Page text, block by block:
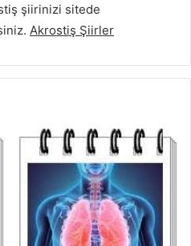
şiirinizi sitede
Akrostiş Şiirler